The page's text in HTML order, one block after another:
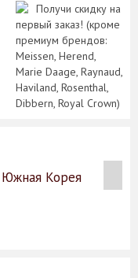
Получи скидку на
первый заказ! (кроме
премиум брендов:
Meissen, Herend,
Marie Daage, Raynaud,
Haviland, Rosenthal,
Dibbern, Royal Crown)
Южная Корея